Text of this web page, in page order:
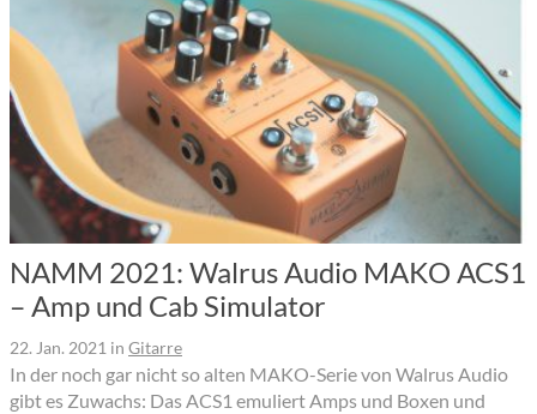
NAMM 2021: Walrus Audio MAKO ACS1
– Amp und Cab Simulator
22. Jan. 2021 in Gitarre
In der noch gar nicht so alten MAKO-Serie von Walrus Audio
gibt es Zuwachs: Das ACS1 emuliert Amps und Boxen und